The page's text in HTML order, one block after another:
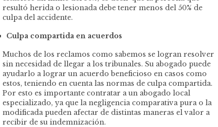
resultó herida o lesionada debe tener menos del 50% de
culpa del accidente.
Culpa compartida en acuerdos
Muchos de los reclamos como sabemos se logran resolver
sin necesidad de llegar a los tribunales. Su abogado puede
ayudarlo a lograr un acuerdo beneficioso en casos como
estos, teniendo en cuenta las normas de culpa compartida.
Por esto es importante contratar a un abogado local
especializado, ya que la negligencia comparativa pura o la
modificada pueden afectar de distintas maneras el valor a
recibir de su indemnización.